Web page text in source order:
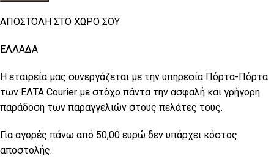
ΑΠΟΣΤΟΛΗ ΣΤΟ ΧΩΡΟ ΣΟΥ
ΕΛΛΑΔΑ
Η εταιρεία μας συνεργάζεται με την υπηρεσία Πόρτα-Πόρτα
των ΕΛΤΑ Courier με στόχο πάντα την ασφαλή και γρήγορη
παράδοση των παραγγελιών στους πελάτες τους.
Για αγορές πάνω από 50,00 ευρώ δεν υπάρχει κόστος
αποστολής.